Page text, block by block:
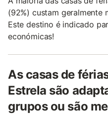
(92%) custam geralmente
Este destino é indicado
económicas!
As casas de
Estrela são
grupos ou são